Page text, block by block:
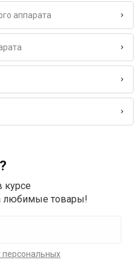
аппарата
курсе
любимые товары!
персональных